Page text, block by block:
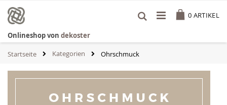
Inhalt
springen
0 ARTIKEL
Onlineshop von dekoster
Startseite Kategorien Ohrschmuck